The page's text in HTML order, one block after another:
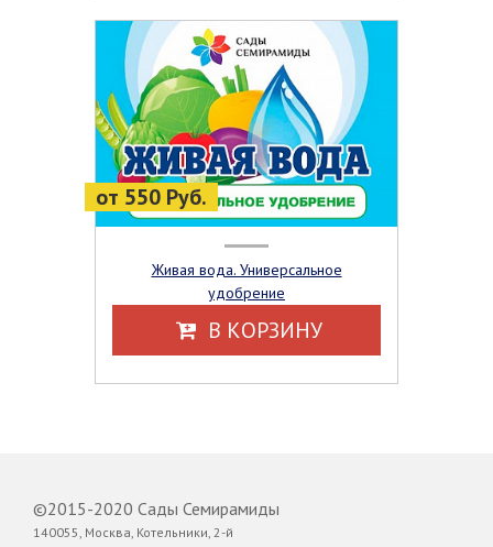
от 550 Руб.
Живая вода. Универсальное
удобрение
В КОРЗИНУ
©2015-2020 Сады Семирамиды
140055, Москва, Котельники, 2-й